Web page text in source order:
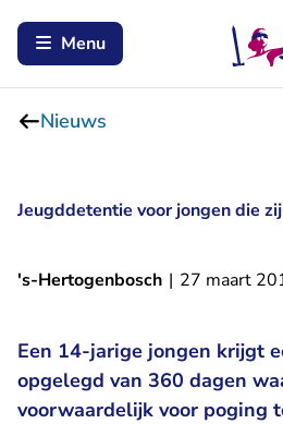
Menu
Nieuws
Jeugddetentie voor jongen die
's-Hertogenbosch | 27 maart
Een 14-jarige jongen krijgt
opgelegd van 360 dagen
voorwaardelijk voor poging